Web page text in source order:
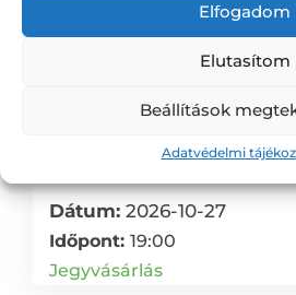
Elfogadom
Elutasítom
Beállítások
Adatvédelmi
Eric Toledano –
Nakache:
Dátum: 2026-10-27
Időpont: 19:00
Jegyvásárlás